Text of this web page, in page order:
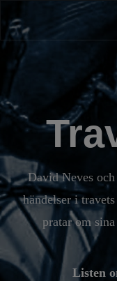
David Neves
händelser i
pratar om
Listen